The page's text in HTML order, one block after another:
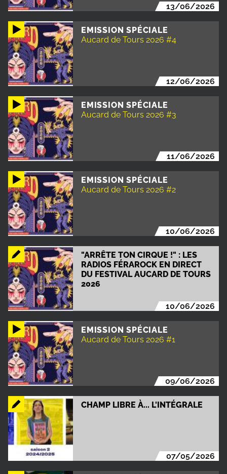
13/06/2026
EMISSION SPÉCIALE
Aucard de Tours 2026 #4
12/06/2026
EMISSION SPÉCIALE
Aucard de Tours 2026 #3
11/06/2026
EMISSION SPÉCIALE
Aucard de Tours 2026 #2
10/06/2026
"ARRÊTE TON CIRQUE !" : LES
RADIOS FÉRAROCK EN DIRECT
DU FESTIVAL AUCARD DE TOURS
2026
10/06/2026
EMISSION SPÉCIALE
Aucard de Tours 2026 #1
09/06/2026
CHAMP LIBRE À... L'INTÉGRALE
07/05/2026